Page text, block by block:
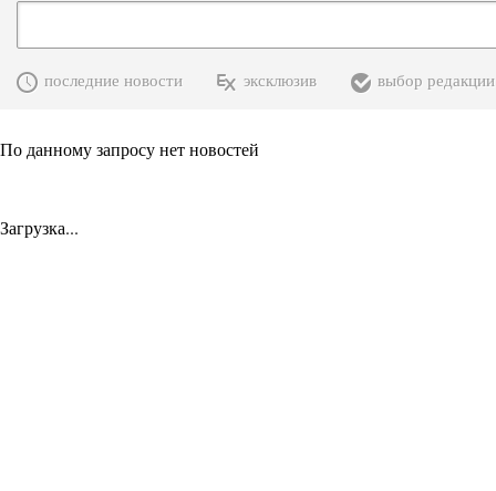
последние новости эксклюзив выбор редакции
По данному запросу нет новостей
Загрузка...